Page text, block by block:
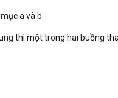
a và b.
thì một trong hai buồng